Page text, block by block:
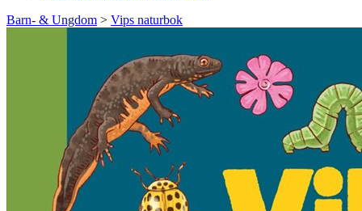
Barn- & Ungdom > Vips naturbok